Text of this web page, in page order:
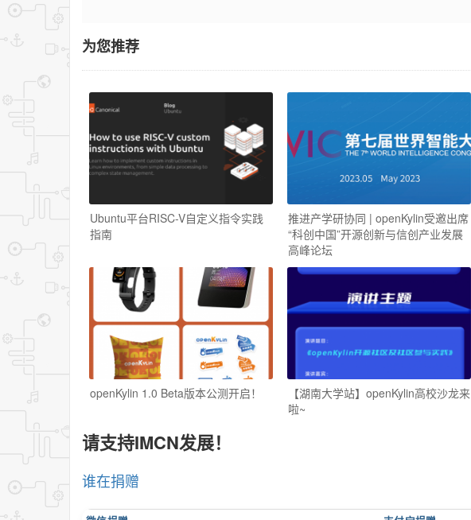
为您推荐
Ubuntu平台RISC-V自定义指令实践
指南
推进产学研协同 | openKylin受邀出席
“科创中国”开源创新与信创产业发展
高峰论坛
openKylin 1.0 Beta版本公测开启！
【湖南大学站】openKylin高校沙龙来
啦~
请支持IMCN发展！
谁在捐赠